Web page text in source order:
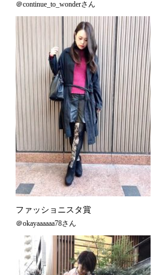
＠continue_to_wonderさん
ファッショニスタ賞
＠okayaaaaaa78さん